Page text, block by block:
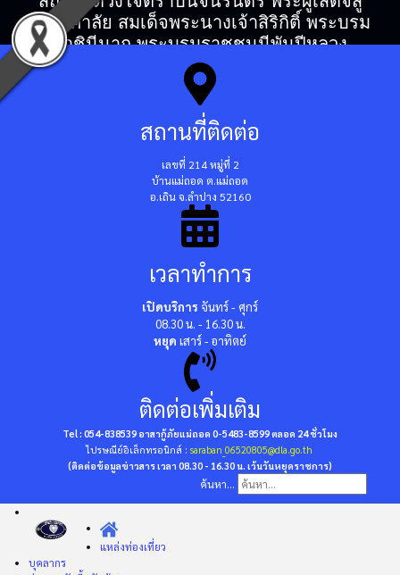
สวรรคาลัย สมเด็จพระนางเจ้าสิริกิติ์ พระบรม
ราชินีนาถ พระบรมราชชนนีพันปีหลวง
สถานที่ติดต่อ
เลขที่ 214 หมู่ที่ 2
บ้านแม่ถอด ต.แม่ถอด
อ.เถิน จ.ลำปาง 52160
เวลาทำการ
เปิดบริการ จันทร์ - ศุกร์
08.30 น. - 16.30 น.
หยุด เสาร์ - อาทิตย์
ติดต่อเพิ่มเติม
Tel : 054-838539 อาสากู้ภัยแม่ถอด 0-5483-8599ตลอด 24 ชั่วโมง
ไปรษณีย์อิเล็กทรอนิกส์ : saraban_06520805@dla.go.th
(ติดต่อข้อมูลข่าวสาร เวลา 08.30 - 16.30 น. เว้นวันหยุดราชการ)
ค้นหา...
แหล่งท่องเที่ยว
บุคลากร